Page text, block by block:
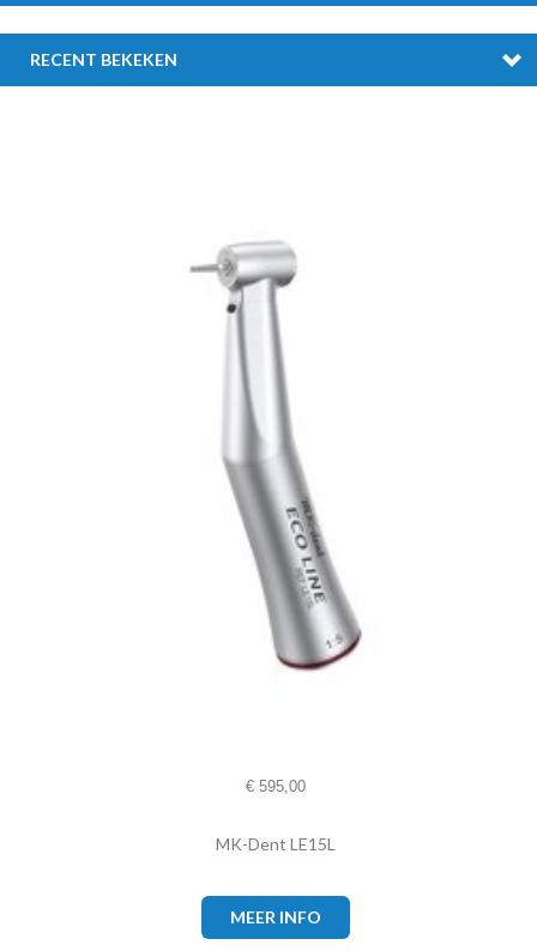
RECENT BEKEKEN
€ 595,00
MK-Dent LE15L
MEER INFO